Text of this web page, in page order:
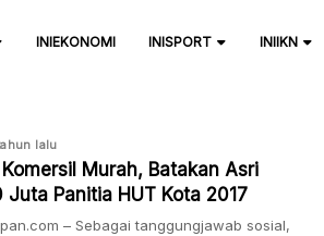
INIEKONOMI INISPORT INIIKN
lalu
Murah, Batakan Asri
Juta Panitia HUT Kota 2017
– Sebagai tanggungjawab sosial,